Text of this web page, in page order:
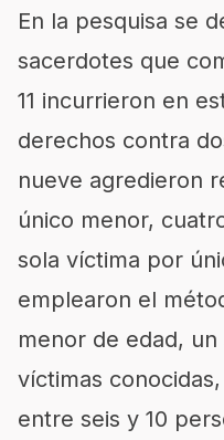
En la pesquisa se
sacerdotes que
11 incurrieron en
derechos contra
nueve agredieron
único menor,
sola víctima por
emplearon el
menor de edad,
víctimas
entre seis y 10